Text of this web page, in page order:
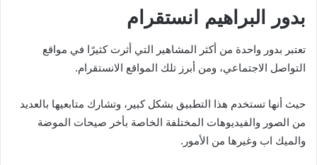
بدور البراهيم انستقرام
تعتبر بدور واحدة من أكثر المشاهير التي أثرت كثيرًا في مواقع
التواصل الاجتماعي، ومن أبرز تلك المواقع الانستقرام.
حيث أنها تستخدم هذا التطبيق بشكل كبير، وتشارك متابعيها بالعديد
من الصور والفيديوهات المختلفة الخاصة بأخر صيحات الموضة
والميك اب وغيرها من الأمور.